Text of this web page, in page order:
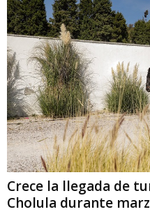
Crece la llegada de
Cholula durante